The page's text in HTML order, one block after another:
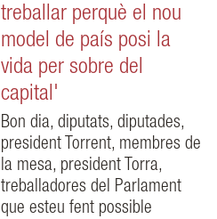
treballar perquè el nou
model de país posi la
vida per sobre del
capital'
Bon dia, diputats, diputades,
president Torrent, membres de
la mesa, president Torra,
treballadores del Parlament
que esteu fent possible